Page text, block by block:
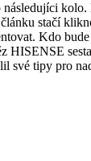
následujíci
stačí
Kdo
HISENSE
své tipy pro